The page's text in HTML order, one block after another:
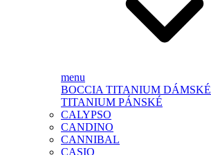
menu
BOCCIA TITANIUM DÁMSKÉ
TITANIUM PÁNSKÉ
CALYPSO
CANDINO
CANNIBAL
CASIO